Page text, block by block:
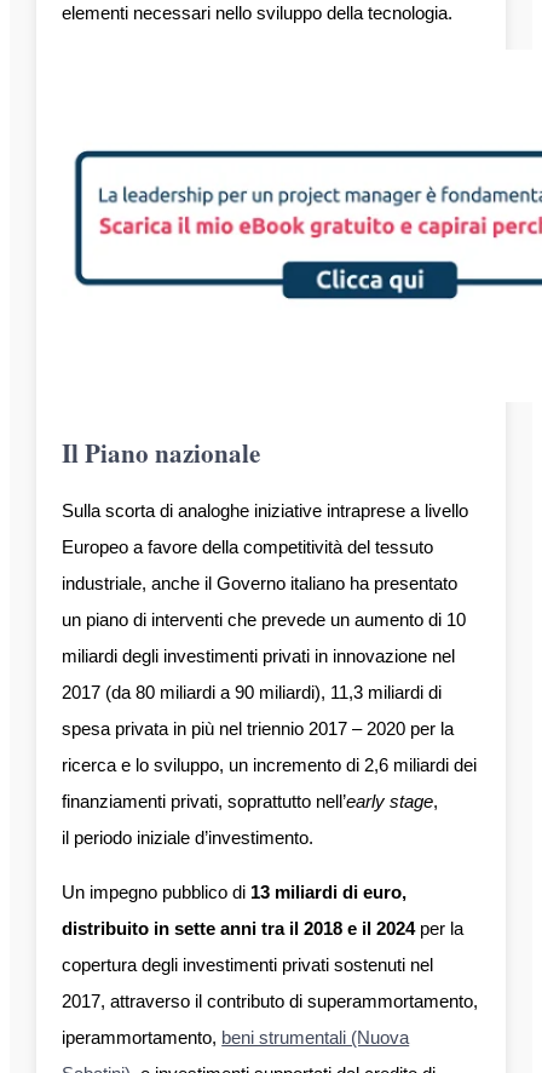
elementi necessari nello sviluppo della tecnologia.
Il Piano nazionale
Sulla scorta di analoghe iniziative intraprese a livello
Europeo a favore della competitività del tessuto
industriale, anche il Governo italiano ha presentato
un piano di interventi che prevede un aumento di 10
miliardi degli investimenti privati in innovazione nel
2017 (da 80 miliardi a 90 miliardi), 11,3 miliardi di
spesa privata in più nel triennio 2017 – 2020 per la
ricerca e lo sviluppo, un incremento di 2,6 miliardi dei
finanziamenti privati, soprattutto nell’early stage,
il periodo iniziale d’investimento.
Un impegno pubblico di 13 miliardi di euro,
distribuito in sette anni tra il 2018 e il 2024 per la
copertura degli investimenti privati sostenuti nel
2017, attraverso il contributo di superammortamento,
iperammortamento, beni strumentali (Nuova